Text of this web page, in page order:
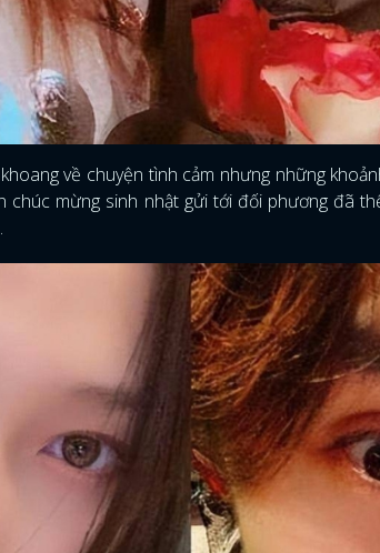
về chuyện tình cảm nhưng những
chúc mừng sinh nhật gửi tới đối phương đã